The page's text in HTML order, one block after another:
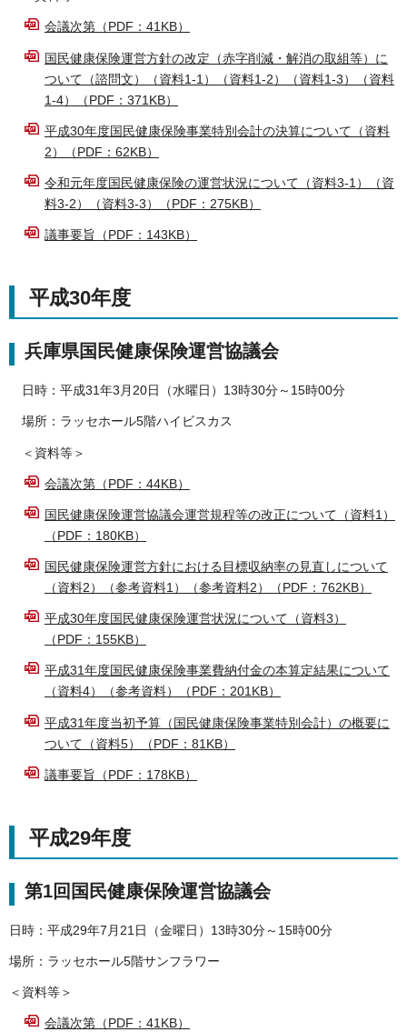
会議次第（PDF：41KB）
国民健康保険運営方針の改定（赤字削減・解消の取組等）に
ついて（諮問文）（資料1-1）（資料1-2）（資料1-3）（資料
1-4）（PDF：371KB）
平成30年度国民健康保険事業特別会計の決算について（資料
2）（PDF：62KB）
令和元年度国民健康保険の運営状況について（資料3-1）（資
料3-2）（資料3-3）（PDF：275KB）
議事要旨（PDF：143KB）
平成30年度
兵庫県国民健康保険運営協議会
日時：平成31年3月20日（水曜日）13時30分～15時00分
場所：ラッセホール5階ハイビスカス
＜資料等＞
会議次第（PDF：44KB）
国民健康保険運営協議会運営規程等の改正について（資料1）
（PDF：180KB）
国民健康保険運営方針における目標収納率の見直しについて
（資料2）（参考資料1）（参考資料2）（PDF：762KB）
平成30年度国民健康保険運営状況について（資料3）
（PDF：155KB）
平成31年度国民健康保険事業費納付金の本算定結果について
（資料4）（参考資料）（PDF：201KB）
平成31年度当初予算（国民健康保険事業特別会計）の概要に
ついて（資料5）（PDF：81KB）
議事要旨（PDF：178KB）
平成29年度
第1回国民健康保険運営協議会
日時：平成29年7月21日（金曜日）13時30分～15時00分
場所：ラッセホール5階サンフラワー
＜資料等＞
会議次第（PDF：41KB）